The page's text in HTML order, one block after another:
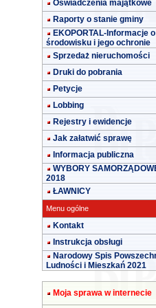
Oświadczenia majątkowe
Raporty o stanie gminy
EKOPORTAL-Informacje o
środowisku i jego ochronie
Sprzedaż nieruchomości
Druki do pobrania
Petycje
Lobbing
Rejestry i ewidencje
Jak załatwić sprawę
Informacja publiczna
WYBORY
2018
ŁAWNICY
Menu ogólne
Kontakt
Instrukcja obsługi
Narodowy Spis
Ludności i Mieszkań 2021
Moja sprawa w internecie